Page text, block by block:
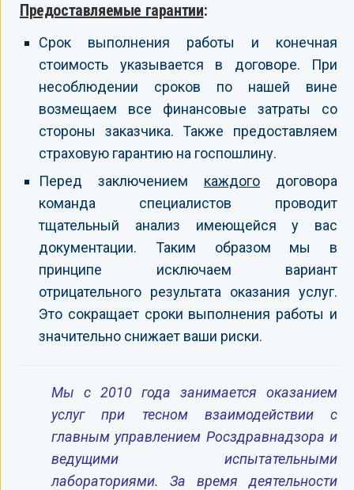
Предоставляемые гарантии:
Срок выполнения работы и конечная
стоимость указывается в договоре. При
несоблюдении сроков по нашей вине
возмещаем все финансовые затраты со
стороны заказчика. Также предоставляем
страховую гарантию на госпошлину.
Перед заключением каждого договора
команда специалистов проводит
тщательный анализ имеющейся у вас
документации. Таким образом мы в
принципе исключаем вариант
отрицательного результата оказания услуг.
Это сокращает сроки выполнения работы и
значительно снижает ваши риски.
Мы с 2010 года занимается оказанием
услуг при тесном взаимодействии с
главным управлением Росздравнадзора и
ведущими испытательными
лабораториями. За время деятельности